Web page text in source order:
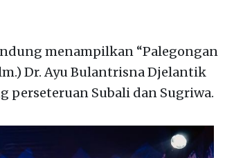
menampilkan “Palegongan
Dr. Ayu Bulantrisna Djelantik
perseteruan Subali dan Sugriwa.